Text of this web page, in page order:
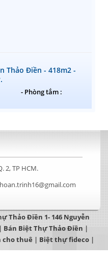
Thảo Điền - 418m2 -
- Phòng tắm :
2, TP HCM.
hoan.trinh16@gmail.com
Thảo Điền 1- 146 Nguyễn
| Bán Biệt Thự Thảo Điền |
cho thuê | Biệt thự fideco |